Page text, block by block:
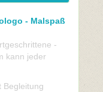
- Malspaß
-
kann jeder
Begleitung